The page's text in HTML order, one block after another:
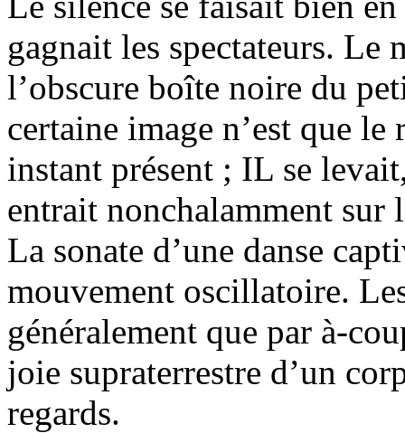
gagnait les spectateurs. Le
l’obscure boîte noire du
certaine image n’est que
instant présent ; IL se
entrait nonchalamment sur
La sonate d’une danse
mouvement oscillatoire.
généralement que par à-
joie supraterrestre d’un
regards.